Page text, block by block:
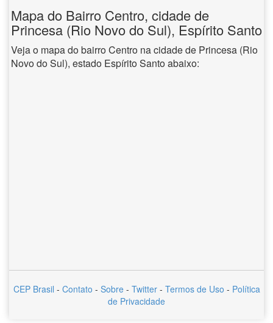
Mapa do Bairro Centro, cidade de
Princesa (Rio Novo do Sul), Espírito Santo
Veja o mapa do bairro Centro na cidade de Princesa (Rio
Novo do Sul), estado Espírito Santo abaixo:
CEP Brasil - Contato - Sobre - Twitter - Termos de Uso - Política
de Privacidade